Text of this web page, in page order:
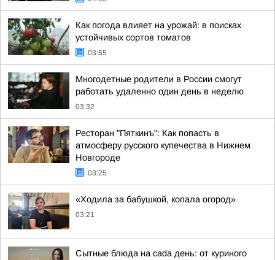
Как погода влияет на урожай: в поисках
устойчивых сортов томатов
03:55
Многодетные родители в России смогут
работать удаленно один день в неделю
03:32
Ресторан "Пяткинъ": Как попасть в
атмосферу русского купечества в Нижнем
Новгороде
03:25
«Ходила за бабушкой, копала огород»
03:21
Сытные блюда на cada день: от куриного